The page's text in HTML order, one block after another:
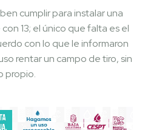
cumplir para instalar una
13; el único que falta es el
con lo que le informaron
rentar un campo de tiro, sin
propio.